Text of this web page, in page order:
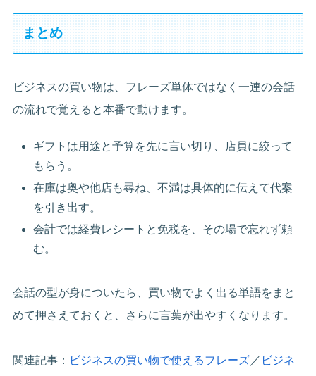
まとめ
ビジネスの買い物は、フレーズ単体ではなく一連の会話
の流れで覚えると本番で動けます。
ギフトは用途と予算を先に言い切り、店員に絞って
もらう。
在庫は奥や他店も尋ね、不満は具体的に伝えて代案
を引き出す。
会計では経費レシートと免税を、その場で忘れず頼
む。
会話の型が身についたら、買い物でよく出る単語をまと
めて押さえておくと、さらに言葉が出やすくなります。
関連記事： ビジネスの買い物で使えるフレーズ／ ビジネ